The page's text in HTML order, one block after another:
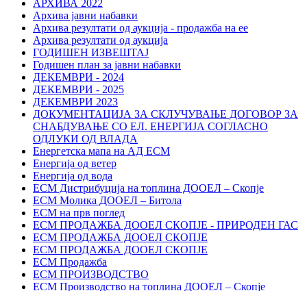
АРХИВА 2022
Архива јавни набавки
Архива резултати од аукција - продажба на ее
Архива резултати од аукција
ГОДИШЕН ИЗВЕШТАЈ
Годишен план за јавни набавки
ДЕКЕМВРИ - 2024
ДЕКЕМВРИ - 2025
ДЕКЕМВРИ 2023
ДОКУМЕНТАЦИЈА ЗА СКЛУЧУВАЊЕ ДОГОВОР ЗА
СНАБДУВАЊЕ СО ЕЛ. ЕНЕРГИЈА СОГЛАСНО
ОДЛУКИ ОД ВЛАДА
Енергетска мапа на АД ЕСМ
Енергија од ветер
Енергија од вода
ЕСМ Дистрибуција на топлина ДООЕЛ – Скопје
ЕСМ Молика ДООЕЛ – Битола
ЕСМ на прв поглед
ЕСМ ПРОДАЖБА ДООЕЛ СКОПЈЕ - ПРИРОДЕН ГАС
ЕСМ ПРОДАЖБА ДООЕЛ СКОПЈЕ
ЕСМ ПРОДАЖБА ДООЕЛ СКОПЈЕ
ЕСМ Продажба
ЕСМ ПРОИЗВОДСТВО
ЕСМ Производство на топлина ДООЕЛ – Скопје